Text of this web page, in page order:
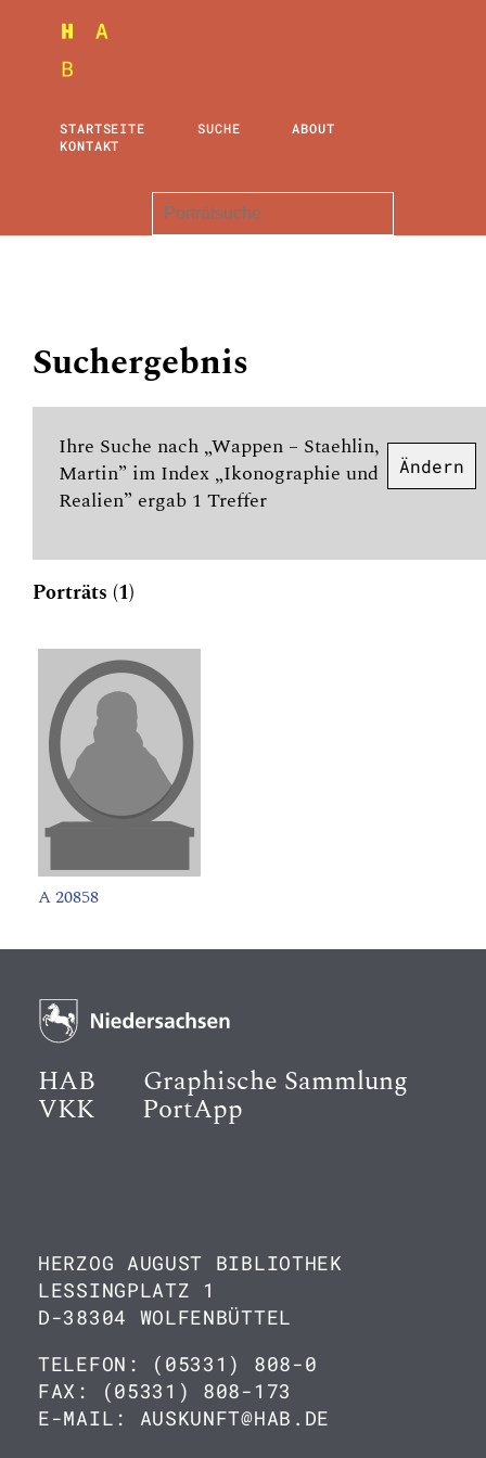
STARTSEITE SUCHE
ABOUT
KONTAKT
Suchergebnis
Ihre Suche nach „Wappen – Staehlin,
Martin” im Index „Ikonographie und
Realien” ergab 1 Treffer
Ändern
Porträts (1)
A 20858
HAB Graphische Sammlung
VKK PortApp
HERZOG AUGUST BIBLIOTHEK
LESSINGPLATZ 1
D-38304 WOLFENBÜTTEL
TELEFON: (05331) 808-0
FAX: (05331) 808-173
E-MAIL: AUSKUNFT@HAB.DE